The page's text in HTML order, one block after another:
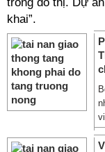
khai”.